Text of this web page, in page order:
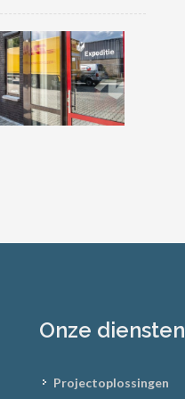
Onze diensten
Projectoplossingen